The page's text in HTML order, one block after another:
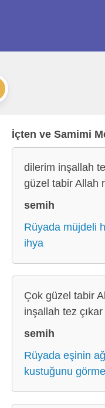
İçten ve Samimi
dilerim inşallah
güzel tabir Allah
semih
Rüyada müjdeli
ihya
Çok güzel tabir
inşallah tez
semih
Rüyada eşinin
kustuğunu